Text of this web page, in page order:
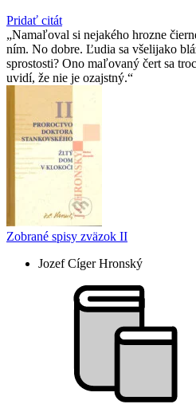
Pridať citát
Namaľoval si nejakého hrozne
ním. No dobre. Ľudia sa všelijako
sprostosti? Ono maľovaný čert sa
uvidí, že nie je ozajstný.
Zobrané spisy zväzok II
Jozef Cíger Hronský